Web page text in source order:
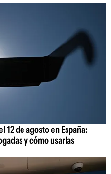
12 de agosto en España:
y cómo usarlas